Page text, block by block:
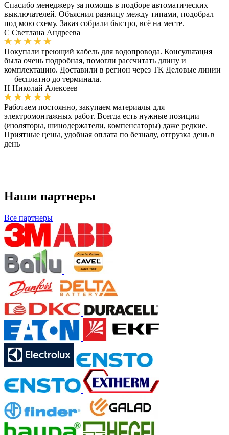
Спасибо менеджеру за помощь в подборе автоматических
выключателей. Объяснил разницу между типами, подобрал
под мою схему. Заказ собрали быстро, всё на месте.
С Светлана Андреева
Покупали греющий кабель для водопровода. Консультация
была очень подробная, помогли рассчитать длину и
комплектацию. Доставили в регион через ТК Деловые линии
— бесплатно до терминала.
Н Николай Алексеев
Работаем постоянно, закупаем материалы для
электромонтажных работ. Всегда есть нужные позиции
(изоляторы, шинодержатели, компенсаторы) даже редкие.
Приятные цены, удобная оплата по безналу, отгрузка день в
день
Наши партнеры
Все партнеры